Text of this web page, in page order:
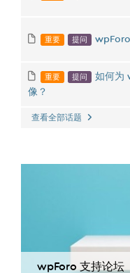
重要 提问 wpForo
重要 提问
如何为
像？
查看全部话题
wpForo 支持论坛